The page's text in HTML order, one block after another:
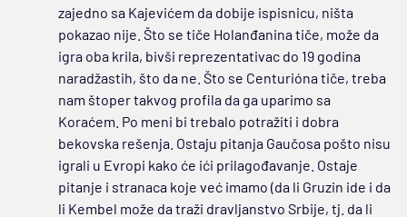
zajedno sa Kajevićem da dobije ispisnicu, ništa
pokazao nije. Što se tiče Holanđanina tiče, može da
igra oba krila, bivši reprezentativac do 19 godina
naradžastih, što da ne. Što se Centurióna tiče, treba
nam štoper takvog profila da ga uparimo sa
Koraćem. Po meni bi trebalo potražiti i dobra
bekovska rešenja. Ostaju pitanja Gaučosa pošto nisu
igrali u Evropi kako će ići prilagođavanje. Ostaje
pitanje i stranaca koje već imamo (da li Gruzin ide i da
li Kembel može da traži dravljanstvo Srbije, tj. da li